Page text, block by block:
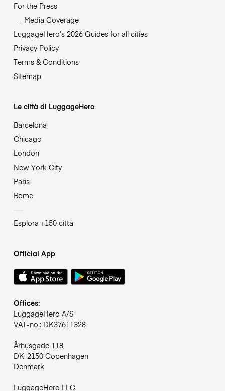
For the Press
Media Coverage
LuggageHero’s 2026 Guides for all cities
Privacy Policy
Terms & Conditions
Sitemap
Le città di LuggageHero
Barcelona
Chicago
London
New York City
Paris
Rome
Esplora +150 città
Official App
Offices:
LuggageHero A/S
VAT-no.: DK37611328
Århusgade 118,
DK-2150 Copenhagen
Denmark
LuggageHero LLC